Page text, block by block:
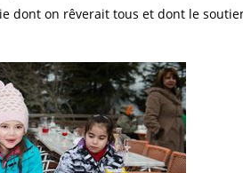
dont on rêverait tous et dont le